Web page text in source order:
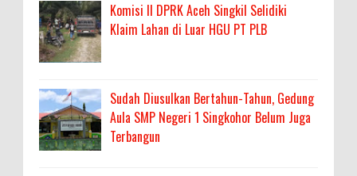
Komisi II DPRK Aceh Singkil Selidiki
Klaim Lahan di Luar HGU PT PLB
Sudah Diusulkan Bertahun-Tahun, Gedung
Aula SMP Negeri 1 Singkohor Belum Juga
Terbangun